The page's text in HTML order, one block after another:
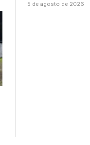
5 de agosto de 2026